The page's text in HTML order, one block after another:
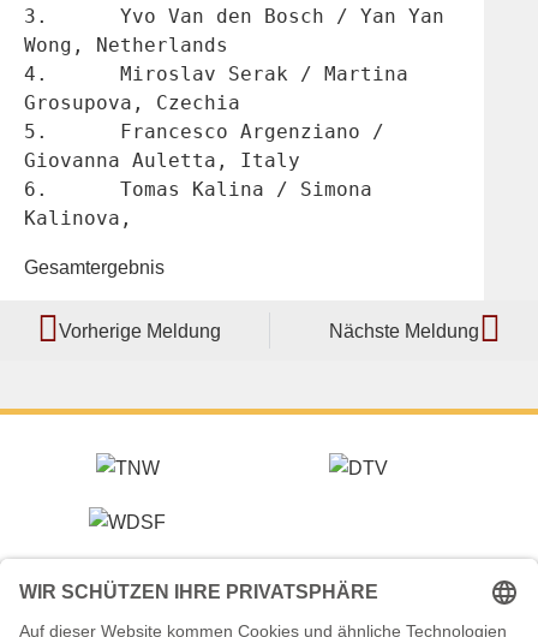
3.	Yvo Van den Bosch / Yan Yan
Wong, Netherlands
4.	Miroslav Serak / Martina
Grosupova, Czechia
5.	Francesco Argenziano /
Giovanna Auletta, Italy
6.	Tomas Kalina / Simona
Kalinova,
Gesamtergebnis
Vorherige Meldung Nächste Meldung
Veranstalter (Ausrichter):